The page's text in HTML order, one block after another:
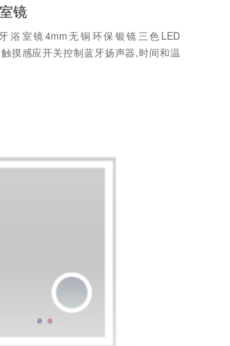
镜
浴室镜4mm无铜环保银镜三色LED
摸感应开关控制蓝牙扬声器,时间和温